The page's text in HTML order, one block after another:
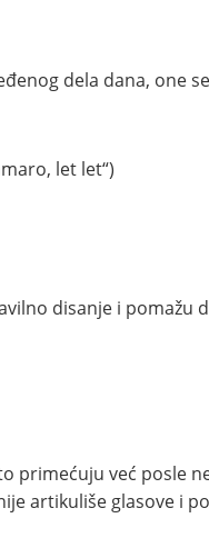
dela dana, one
let let“)
disanje i pomažu
primećuju već posle
artikuliše glasove i